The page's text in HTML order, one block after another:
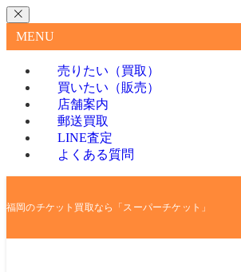
MENU
売りたい（買取）
買いたい（販売）
店舗案内
郵送買取
LINE査定
よくある質問
福岡のチケット買取なら「スーパーチケット」